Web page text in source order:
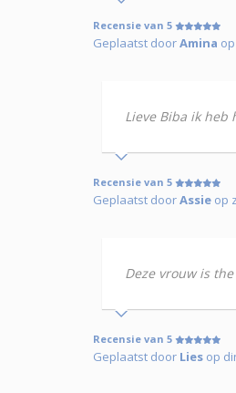
Recensie van 5
Geplaatst doorAmina
Lieve Biba ik heb
Recensie van 5
Geplaatst doorAssie op
Deze vrouw is
Recensie van 5
Geplaatst door Lies op